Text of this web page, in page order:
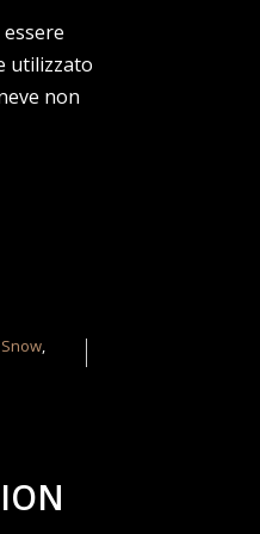
utilizzato
non
Snow